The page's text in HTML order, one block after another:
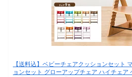
【送料込】ベビーチェアクッションセット
ョンセット グローアップチェア ハイチェア